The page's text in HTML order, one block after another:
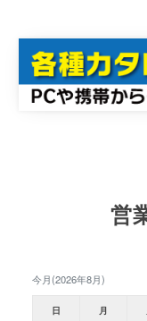
営
今月(2026年8月)
日 月